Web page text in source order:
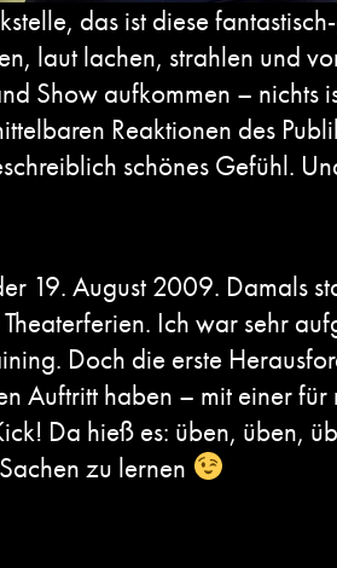
das ist diese
laut lachen, strahlen und
Show aufkommen – nichts
Reaktionen des
schönes Gefühl.
19. August 2009. Damals
Ich war sehr
Doch die erste
Auftritt haben – mit einer
Da hieß es: üben, üben,
zu lernen